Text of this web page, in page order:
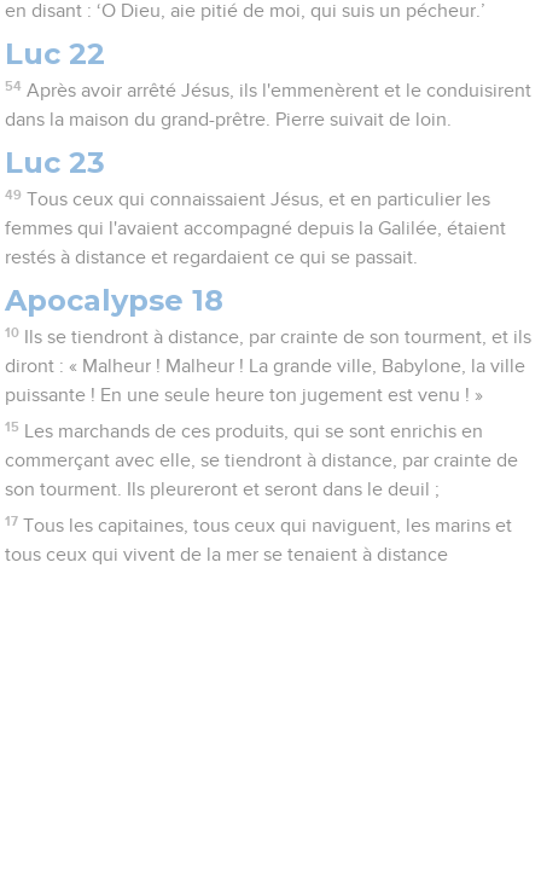
en disant : ‘O Dieu, aie pitié de moi, qui suis un pécheur.’
Luc 22
54 Après avoir arrêté Jésus, ils l'emmenèrent et le conduisirent
dans la maison du grand-prêtre. Pierre suivait de loin.
Luc 23
49 Tous ceux qui connaissaient Jésus, et en particulier les
femmes qui l'avaient accompagné depuis la Galilée, étaient
restés à distance et regardaient ce qui se passait.
Apocalypse 18
10
Ils se tiendront à distance, par crainte de son tourment, et ils
diront : « Malheur ! Malheur ! La grande ville, Babylone, la ville
puissante ! En une seule heure ton jugement est venu ! »
15
Les marchands de ces produits, qui se sont enrichis en
commerçant avec elle, se tiendront à distance, par crainte de
son tourment. Ils pleureront et seront dans le deuil ;
17 Tous les capitaines, tous ceux qui naviguent, les marins et
tous ceux qui vivent de la mer se tenaient à distance